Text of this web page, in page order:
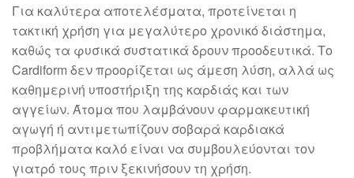
Για καλύτερα αποτελέσματα, προτείνεται η
τακτική χρήση για μεγαλύτερο χρονικό διάστημα,
καθώς τα φυσικά συστατικά δρουν προοδευτικά. Το
Cardiform δεν προορίζεται ως άμεση λύση, αλλά ως
καθημερινή υποστήριξη της καρδιάς και των
αγγείων. Άτομα που λαμβάνουν φαρμακευτική
αγωγή ή αντιμετωπίζουν σοβαρά καρδιακά
προβλήματα καλό είναι να συμβουλεύονται τον
γιατρό τους πριν ξεκινήσουν τη χρήση.